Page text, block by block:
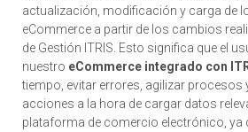
actualización, modificación y carga de
eCommerce a partir de los cambios
de Gestión ITRIS. Esto significa que el
nuestro eCommerce integrado con
tiempo, evitar errores, agilizar procesos
acciones a la hora de cargar datos
plataforma de comercio electrónico, ya